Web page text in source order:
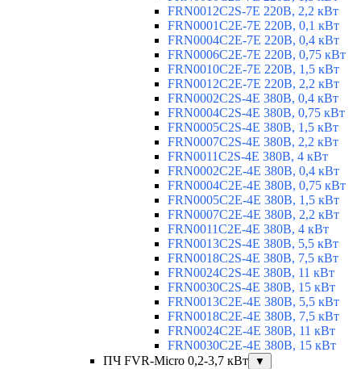
FRN0012C2S-7E 220В, 2,2 кВт
FRN0001C2E-7E 220В, 0,1 кВт
FRN0004C2E-7E 220В, 0,4 кВт
FRN0006C2E-7E 220В, 0,75 кВт
FRN0010C2E-7E 220В, 1,5 кВт
FRN0012C2E-7E 220В, 2,2 кВт
FRN0002C2S-4E 380В, 0,4 кВт
FRN0004C2S-4E 380В, 0,75 кВт
FRN0005C2S-4E 380В, 1,5 кВт
FRN0007C2S-4E 380В, 2,2 кВт
FRN0011C2S-4E 380В, 4 кВт
FRN0002C2E-4E 380В, 0,4 кВт
FRN0004C2E-4E 380В, 0,75 кВт
FRN0005C2E-4E 380В, 1,5 кВт
FRN0007C2E-4E 380В, 2,2 кВт
FRN0011C2E-4E 380В, 4 кВт
FRN0013C2S-4E 380В, 5,5 кВт
FRN0018C2S-4E 380В, 7,5 кВт
FRN0024C2S-4E 380В, 11 кВт
FRN0030C2S-4E 380В, 15 кВт
FRN0013C2E-4E 380В, 5,5 кВт
FRN0018C2E-4E 380В, 7,5 кВт
FRN0024C2E-4E 380В, 11 кВт
FRN0030C2E-4E 380В, 15 кВт
ПЧ FVR-Micro 0,2-3,7 кВт
▼